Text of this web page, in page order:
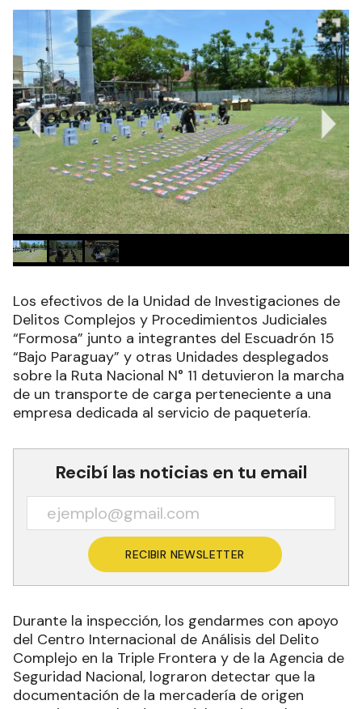
Los efectivos de la Unidad de Investigaciones de
Delitos Complejos y Procedimientos Judiciales
“Formosa” junto a integrantes del Escuadrón 15
“Bajo Paraguay” y otras Unidades desplegados
sobre la Ruta Nacional N° 11 detuvieron la marcha
de un transporte de carga perteneciente a una
empresa dedicada al servicio de paquetería.
Recibí las noticias en tu email
RECIBIR NEWSLETTER
Durante la inspección, los gendarmes con apoyo
del Centro Internacional de Análisis del Delito
Complejo en la Triple Frontera y de la Agencia de
Seguridad Nacional, lograron detectar que la
documentación de la mercadería de origen